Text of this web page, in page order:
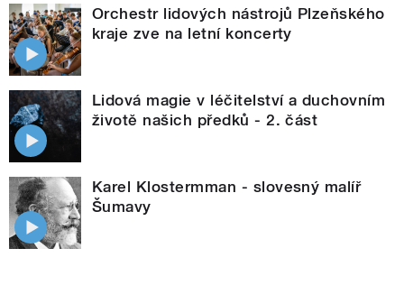
Orchestr lidových nástrojů Plzeňského
kraje zve na letní koncerty
Lidová magie v léčitelství a duchovním
životě našich předků - 2. část
Karel Klostermman - slovesný malíř
Šumavy